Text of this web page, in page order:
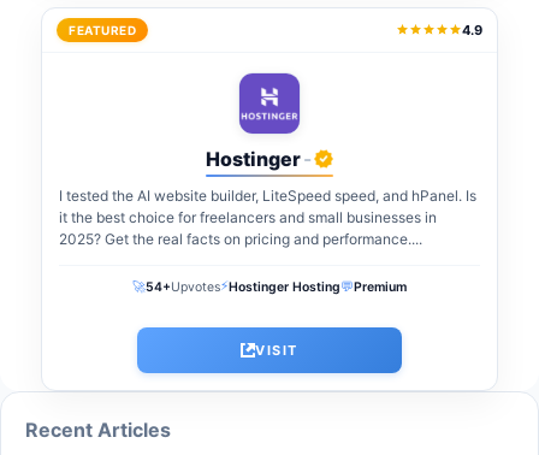
FEATURED 4.9
Hostinger-
I tested the AI website builder, LiteSpeed speed, and hPanel. Is
it the best choice for freelancers and small businesses in
2025? Get the real facts on pricing and performance....
🚀54+Upvotes⚡Hostinger Hosting💬Premium
VISIT
Recent Articles